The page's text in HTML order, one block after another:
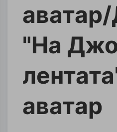
"На
аватар